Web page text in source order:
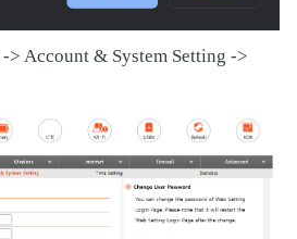
Account & System Setting ->